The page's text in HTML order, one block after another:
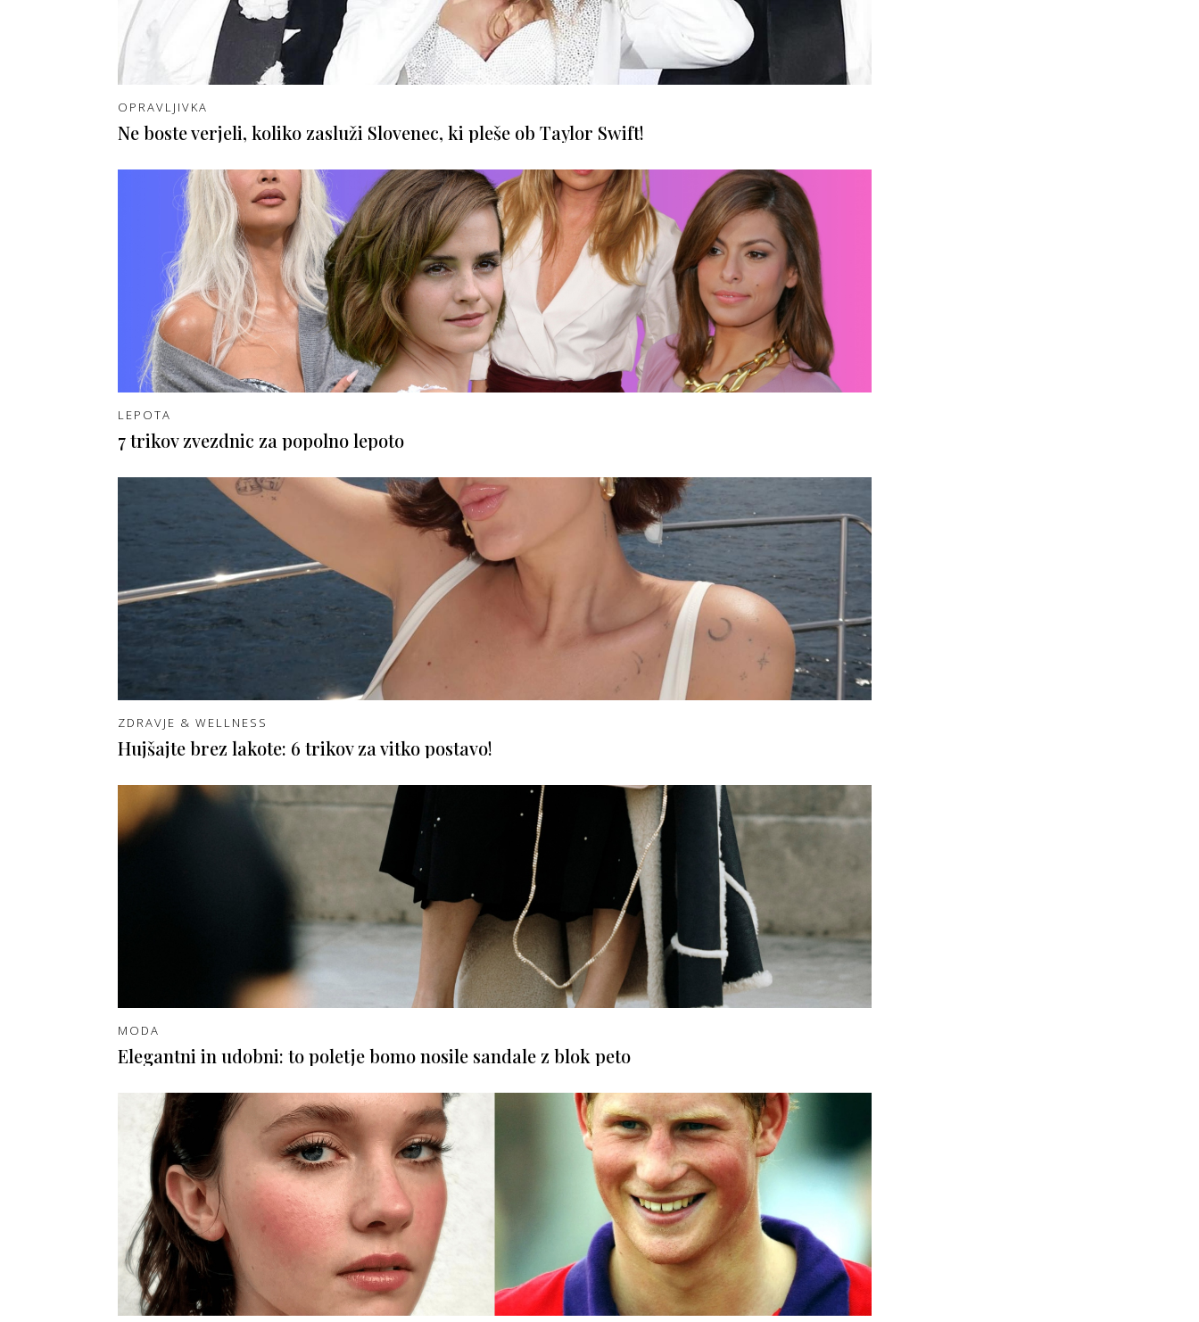
OPRAVLJIVKA
Ne boste verjeli, koliko zasluži Slovenec, ki pleše ob Taylor Swift!
LEPOTA
7 trikov zvezdnic za popolno lepoto
ZDRAVJE & WELLNESS
Hujšajte brez lakote: 6 trikov za vitko postavo!
MODA
Elegantni in udobni: to poletje bomo nosile sandale z blok peto